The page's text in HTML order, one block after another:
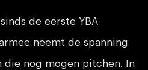
de eerste YBA
neemt de spanning
die nog mogen pitchen. In